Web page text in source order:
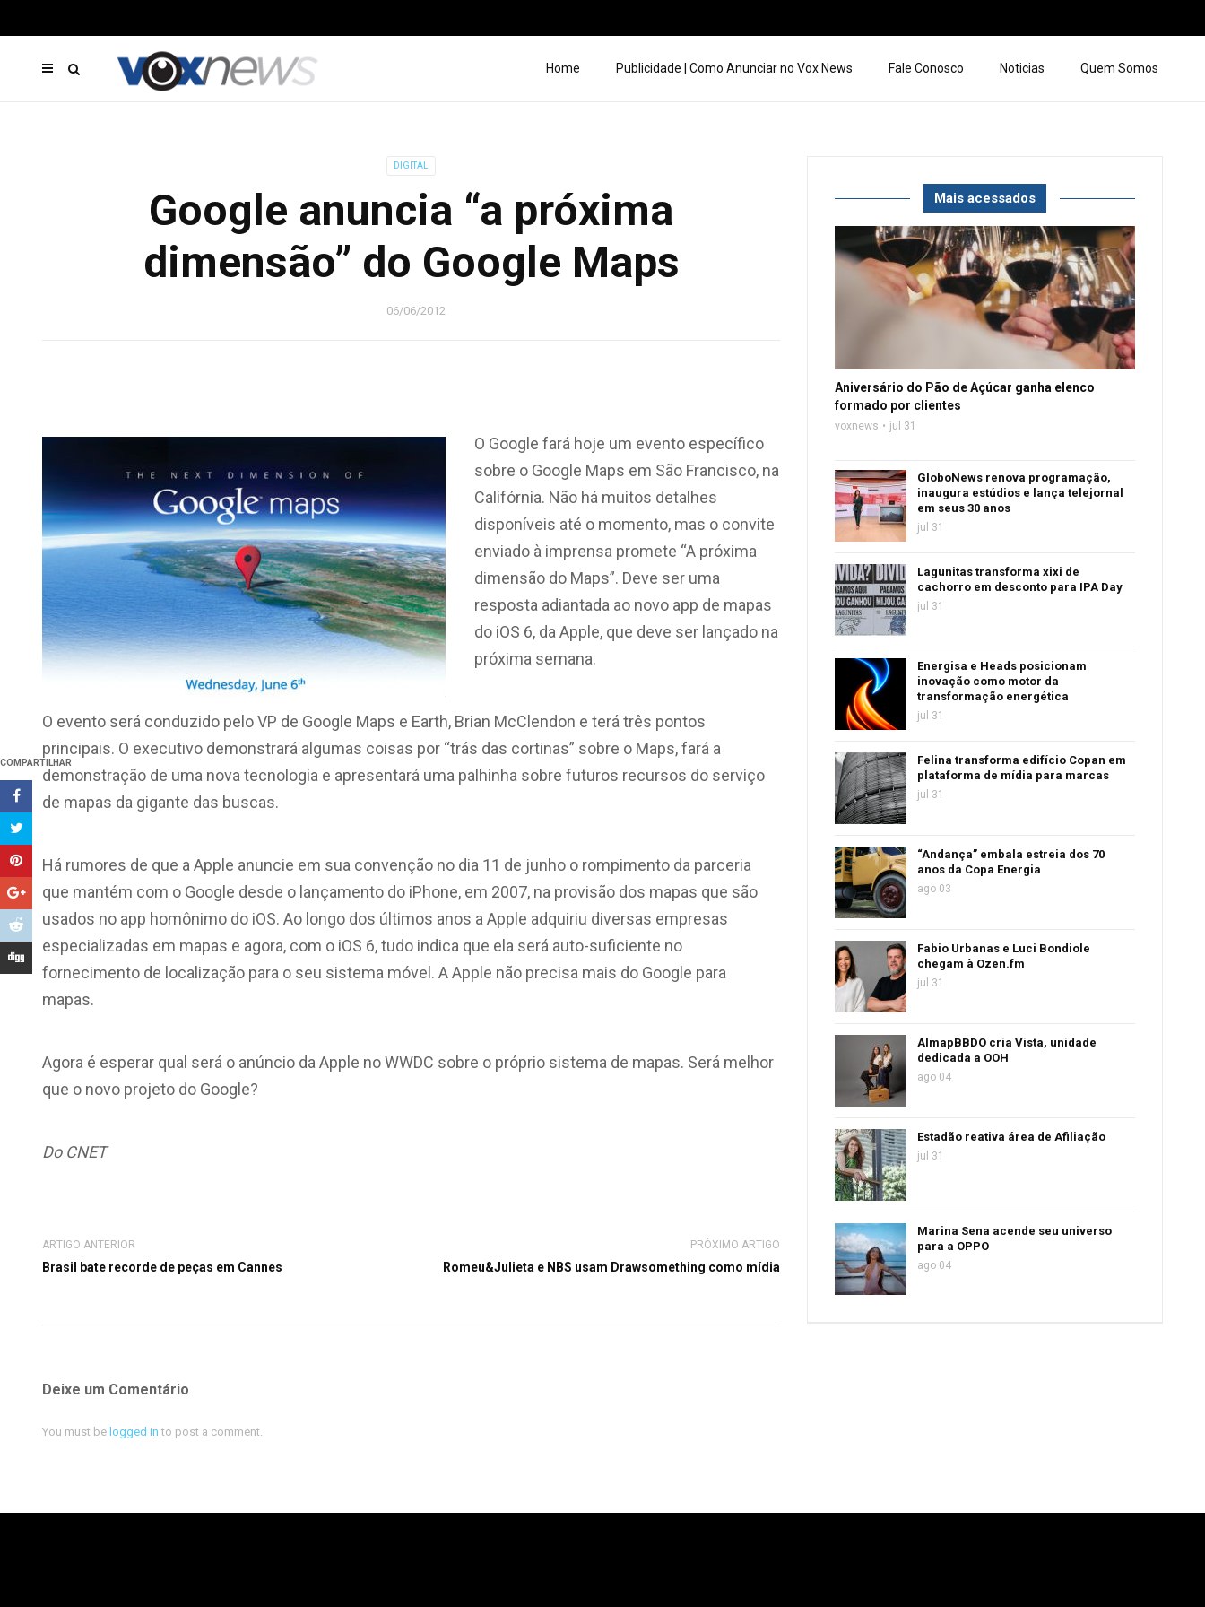
Home Publicidade | Como Anunciar no Vox News Fale Conosco Noticias Quem Somos
DIGITAL
Google anuncia “a próxima
dimensão” do Google Maps
06/06/2012
COMPARTILHAR
O Google fará hoje um evento específico
sobre o Google Maps em São Francisco, na
Califórnia. Não há muitos detalhes
disponíveis até o momento, mas o convite
enviado à imprensa promete “A próxima
dimensão do Maps”. Deve ser uma
resposta adiantada ao novo app de mapas
do iOS 6, da Apple, que deve ser lançado na
próxima semana.
O evento será conduzido pelo VP de Google Maps e Earth, Brian McClendon e terá três pontos
principais. O executivo demonstrará algumas coisas por “trás das cortinas” sobre o Maps, fará a
demonstração de uma nova tecnologia e apresentará uma palhinha sobre futuros recursos do serviço
de mapas da gigante das buscas.
Há rumores de que a Apple anuncie em sua convenção no dia 11 de junho o rompimento da parceria
que mantém com o Google desde o lançamento do iPhone, em 2007, na provisão dos mapas que são
usados no app homônimo do iOS. Ao longo dos últimos anos a Apple adquiriu diversas empresas
especializadas em mapas e agora, com o iOS 6, tudo indica que ela será auto-suficiente no
fornecimento de localização para o seu sistema móvel. A Apple não precisa mais do Google para
mapas.
Agora é esperar qual será o anúncio da Apple no WWDC sobre o próprio sistema de mapas. Será melhor
que o novo projeto do Google?
Do CNET
ARTIGO ANTERIOR
Brasil bate recorde de peças em Cannes
PRÓXIMO ARTIGO
Romeu&Julieta e NBS usam Drawsomething como mídia
Deixe um Comentário
You must be logged in to post a comment.
Mais acessados
Aniversário do Pão de Açúcar ganha elenco
formado por clientes
voxnews jul 31
GloboNews renova programação,
inaugura estúdios e lança telejornal
em seus 30 anos
jul 31
Lagunitas transforma xixi de
cachorro em desconto para IPA Day
jul 31
Energisa e Heads posicionam
inovação como motor da
transformação energética
jul 31
Felina transforma edifício Copan em
plataforma de mídia para marcas
jul 31
“Andança” embala estreia dos 70
anos da Copa Energia
ago 03
Fabio Urbanas e Luci Bondiole
chegam à Ozen.fm
jul 31
AlmapBBDO cria Vista, unidade
dedicada a OOH
ago 04
Estadão reativa área de Afiliação
jul 31
Marina Sena acende seu universo
para a OPPO
ago 04